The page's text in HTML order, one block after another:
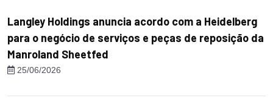
Langley Holdings anuncia acordo com a Heidelberg
para o negócio de serviços e peças de reposição da
Manroland Sheetfed
25/06/2026